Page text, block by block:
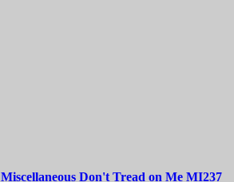
Miscellaneous Don't Tread on Me MI237